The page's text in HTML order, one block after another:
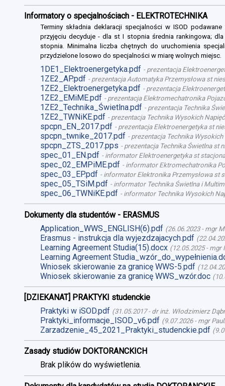
Informatory o specjalnościach - ELEKTROTECHNIKA
Terminy składnia deklaracji specjalności w ISOD
przyjęciu decyduje - dla st I stopnia średnia rankingowa;
stopnia. Minimalna liczba chętnych do uruchomienia
przydzielone losowo do specjalności w miarę wolnych miejsc.
1DE1_Elektroenergetyka.pdf - prezentacja
1ZE2_AP.pdf - prezentacja Automatyka Przemysłowa st
1ZE2_Elektroenergetyka.pdf - prezentacja
1ZE2_EMiME.pdf - prezentacja Elektromechatronika
1ZE2_Technika_Świetlna.pdf - prezentacja Technika
1ZE2_TWNiKE.pdf - prezentacja Technika Wysokich
spcpn_EN_2017.pdf - prezentacja Elektroenergetyka st
spcpn_twnike_2017.pdf - prezentacja Technika
spcpn_ZTS_2017.pps - prezentacja Technika Świetlna st
spec_01_EN.pdf - informator Elektroenergetyka st
spec_02_EMPiME.pdf - informator Ektromechatronika
spec_03_EP.pdf - informator Elektronika Przemysłowa st
spec_05_TSiM.pdf - informator Technika Świetlna i
spec_06_TWNiKE.pdf - informator Technika Wysokich
Dokumenty dla studentów - ERASMUS
Application_WWS_ENGLISH(6).pdf (26.06.2023- mgr
Erasmus - instrukcja dla wyjezdzajacych.pdf (
Learning Agreement Studia(15).docx (12.05.2025- mgr
Learning Agreement
Wniosek skierowanie za granicę WWS-5.pdf (
Wniosek skierowanie za granicę WWS_wzór.doc (
[DZIEKANAT] PRAKTYKI studenckie
Praktyki w iSOD.pdf (31.05.2017- dr inż. Włodzimierz
Praktyki_informacje_ISOD_v6.pdf (9.07.2026- mgr
Zarzadzenie_45_2021_Praktyki_studenckie.pdf (
Zasady studiów DOKTORANCKICH
Brak plików do wyświetlenia.